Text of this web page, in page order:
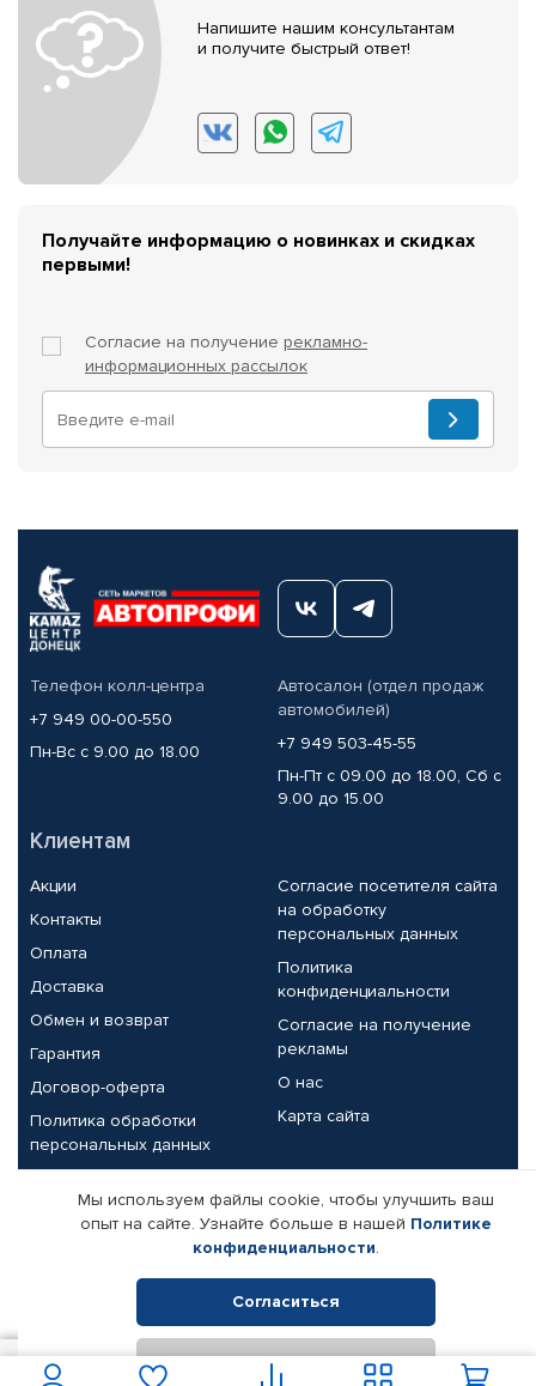
Напишите нашим консультантам
и получите быстрый ответ!
Получайте информацию о новинках и скидках
первыми!
Согласие на получение рекламно-
информационных рассылок
Телефон колл-центра
+7 949 00-00-550
Пн-Вс с 9.00 до 18.00
Автосалон (отдел продаж
автомобилей)
+7 949 503-45-55
Пн-Пт с 09.00 до 18.00, Сб с
9.00 до 15.00
Клиентам
Акции
Контакты
Оплата
Доставка
Обмен и возврат
Гарантия
Договор-оферта
Политика обработки
персональных данных
Согласие посетителя сайта
на обработку
персональных данных
Политика
конфиденциальности
Согласие на получение
рекламы
О нас
Карта сайта
Партнерам
Корпоративным клиентам
Поставщикам
Реквизиты компании
© КАМАЗ ЦЕНТР ДОНЕЦК, 2015-2026. Все права защищены.
Мы используем файлы cookie, чтобы улучшить ваш
опыт на сайте. Узнайте больше в нашей Политике
конфиденциальности.
Согласиться
Отклонить
В корзину